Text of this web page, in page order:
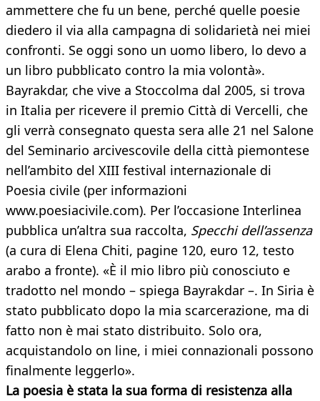
ammettere che fu un bene, perché quelle poesie
diedero il via alla campagna di solidarietà nei miei
confronti. Se oggi sono un uomo libero, lo devo a
un libro pubblicato contro la mia volontà».
Bayrakdar, che vive a Stoccolma dal 2005, si trova
in Italia per ricevere il premio Città di Vercelli, che
gli verrà consegnato questa sera alle 21 nel Salone
del Seminario arcivescovile della città piemontese
nell’ambito del XIII festival internazionale di
Poesia civile (per informazioni
www.poesiacivile.com). Per l’occasione Interlinea
pubblica un’altra sua raccolta, Specchi dell’assenza
(a cura di Elena Chiti, pagine 120, euro 12, testo
arabo a fronte). «È il mio libro più conosciuto e
tradotto nel mondo – spiega Bayrakdar –. In Siria è
stato pubblicato dopo la mia scarcerazione, ma di
fatto non è mai stato distribuito. Solo ora,
acquistandolo on line, i miei connazionali possono
finalmente leggerlo».
La poesia è stata la sua forma di resistenza alla